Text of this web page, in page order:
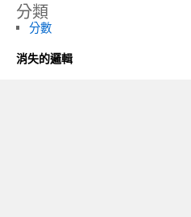
分類
分數
消失的邏輯